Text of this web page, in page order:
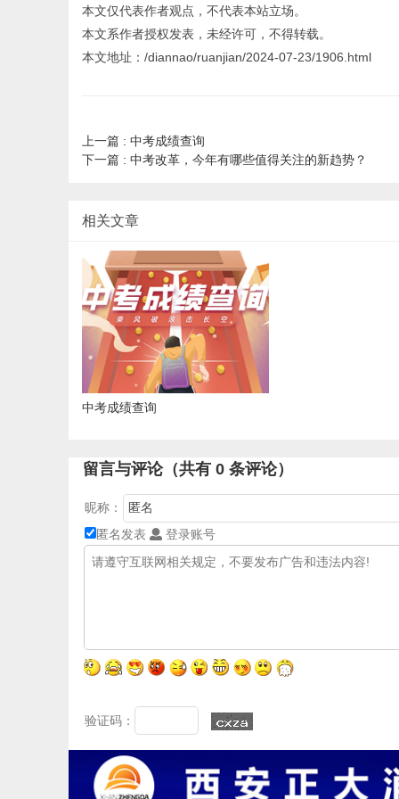
本文仅代表作者观点，不代表本站立场。
本文系作者授权发表，未经许可，不得转载。
本文地址：/diannao/ruanjian/2024-07-23/1906.html
上一篇 : 中考成绩查询
下一篇 : 中考改革，今年有哪些值得关注的新趋势？
相关文章
中考成绩查询
留言与评论（共有 0 条评论）
昵称：
匿名发表
登录账号
验证码：